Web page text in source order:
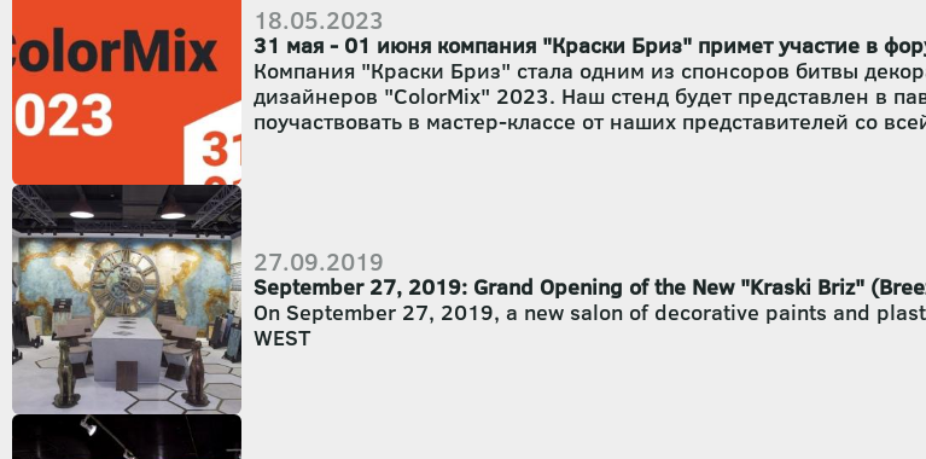
18.05.2023
31 мая - 01 июня компания "Краски Бриз" примет участие в
Компания "Краски Бриз" стала одним из спонсоров битвы
дизайнеров "ColorMix" 2023. Наш стенд будет представлен в
поучаствовать в мастер-классе от наших представителей со
27.09.2019
September 27, 2019: Grand Opening of the New "Kraski Briz"
On September 27, 2019, a new salon of decorative paints and
WEST